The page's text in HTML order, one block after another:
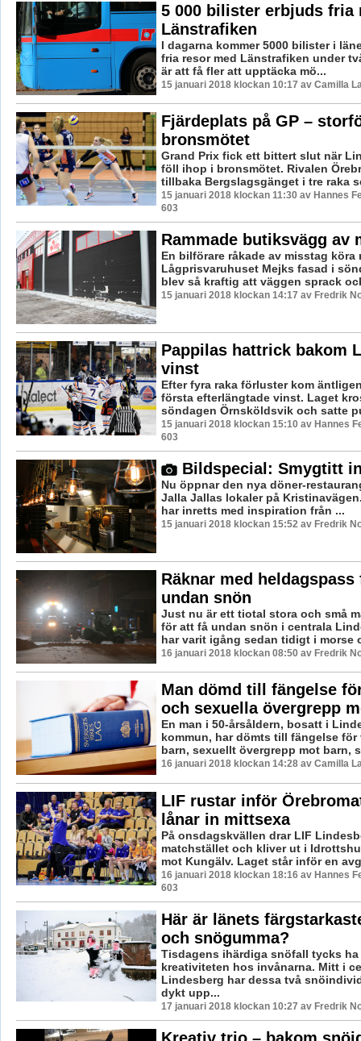
5 000 bilister erbjuds fria
Länstrafiken
I dagarna kommer 5000 bilister i
fria resor med Länstrafiken under
är att få fler att upptäcka mö...
15 januari 2018 klockan 10:17 av Camilla
Fjärdeplats på GP –
bronsmötet
Grand Prix fick ett bittert slut när
föll ihop i bronsmötet. Rivalen
tillbaka Bergslagsgänget i tre raka
15 januari 2018 klockan 11:30 av Hannes
603
Rammade butiksvägg av
En bilförare råkade av misstag köra
Lågprisvaruhuset Mejks fasad i
blev så kraftig att väggen sprack
15 januari 2018 klockan 14:17 av Fredrik
Pappilas hattrick bakom
vinst
Efter fyra raka förluster kom
första efterlängtade vinst. Laget
söndagen Örnsköldsvik och satte
15 januari 2018 klockan 15:10 av Hannes
603
Bildspecial: Smygtitt
Nu öppnar den nya döner-
Jalla Jallas lokaler på
har inretts med inspiration från ...
15 januari 2018 klockan 15:52 av Fredrik
Räknar med
undan snön
Just nu är ett tiotal stora och små
för att få undan snön i centrala
har varit igång sedan tidigt i morse
16 januari 2018 klockan 08:50 av Fredrik
Man dömd till fängelse
och sexuella övergrepp
En man i 50-årsåldern, bosatt i
kommun, har dömts till fängelse för
barn, sexuellt övergrepp mot barn,
16 januari 2018 klockan 14:28 av Camilla
LIF rustar inför
lånar in mittsexa
På onsdagskvällen drar LIF
matchstället och kliver ut i
mot Kungälv. Laget står inför en
16 januari 2018 klockan 18:16 av Hannes
603
Här är länets
och snögumma?
Tisdagens ihärdiga snöfall tycks ha
kreativiteten hos invånarna. Mitt i
Lindesberg har dessa två
dykt upp...
17 januari 2018 klockan 10:27 av Fredrik
Kreativ trio – bakom